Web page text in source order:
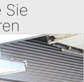
Sie